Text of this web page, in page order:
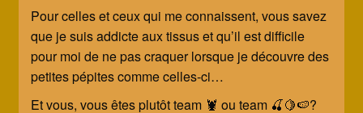
Pour celles et ceux qui me connaissent, vous savez
que je suis addicte aux tissus et qu’il est difficile
pour moi de ne pas craquer lorsque je découvre des
petites pépites comme celles-ci…
Et vous, vous êtes plutôt team 🦞 ou team 🍒🍋🍉?